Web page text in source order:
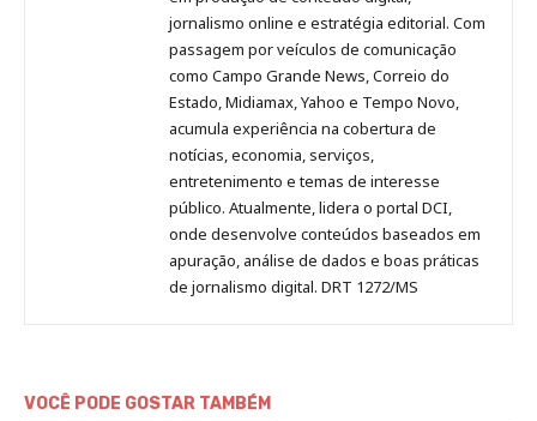
Pinterest
LinkedInInstagram
FacebookMalagolini
jornalismo online e estratégia editorial. Com
passagem por veículos de comunicação
como Campo Grande News, Correio do
Estado, Midiamax, Yahoo e Tempo Novo,
acumula experiência na cobertura de
notícias, economia, serviços,
entretenimento e temas de interesse
público. Atualmente, lidera o portal DCI,
onde desenvolve conteúdos baseados em
apuração, análise de dados e boas práticas
de jornalismo digital. DRT 1272/MS
VOCÊ PODE GOSTAR TAMBÉM